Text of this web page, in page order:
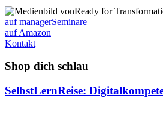
auf managerSeminare
auf Amazon
Kontakt
Shop dich schlau
SelbstLernReise: